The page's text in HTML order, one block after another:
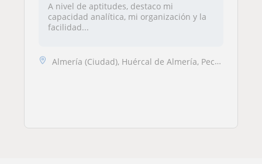
A nivel de aptitudes, destaco mi
capacidad analítica, mi organización y la
facilidad...
Almería (Ciudad), Huércal de Almería, Pechina, Viator